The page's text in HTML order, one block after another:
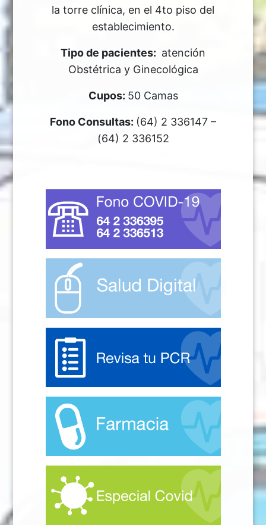
la torre clínica, en el 4to piso del
establecimiento.
Tipo de pacientes: atención
Obstétrica y Ginecológica
Cupos: 50 Camas
Fono Consultas: (64) 2 336147 –
(64) 2 336152